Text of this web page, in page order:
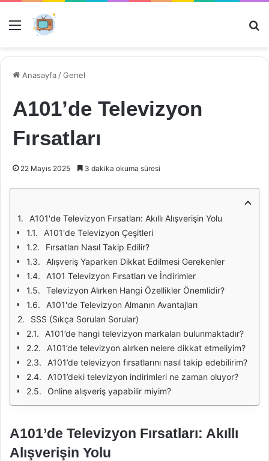
Menü
Anasayfa /Genel
A101’de Televizyon
Fırsatları
22 Mayıs 2025 3 dakika okuma süresi
A101'de Televizyon Fırsatları: Akıllı Alışverişin Yolu
A101'de Televizyon Çeşitleri
Fırsatları Nasıl Takip Edilir?
Alışveriş Yaparken Dikkat Edilmesi Gerekenler
A101 Televizyon Fırsatları ve İndirimler
Televizyon Alırken Hangi Özellikler Önemlidir?
A101'de Televizyon Almanın Avantajları
SSS (Sıkça Sorulan Sorular)
A101’de hangi televizyon markaları bulunmaktadır?
A101’de televizyon alırken nelere dikkat etmeliyim?
A101’de televizyon fırsatlarını nasıl takip edebilirim?
A101’deki televizyon indirimleri ne zaman oluyor?
Online alışveriş yapabilir miyim?
A101’de Televizyon Fırsatları: Akıllı
Alışverişin Yolu